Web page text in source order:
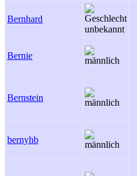
Bernhard
Bernie
Bernstein
bernyhb